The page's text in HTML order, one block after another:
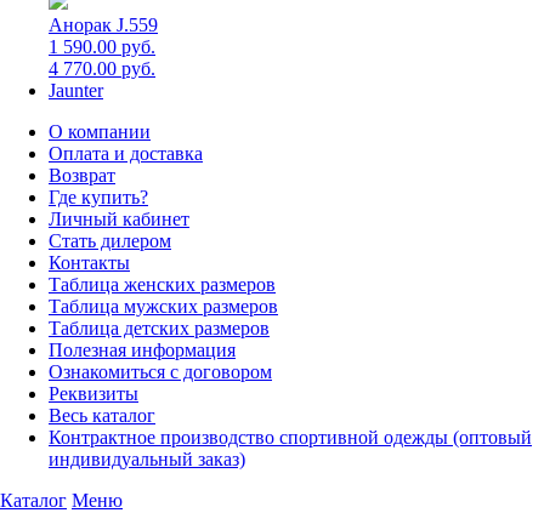
Анорак J.559
1 590.00 руб.
4 770.00 руб.
Jaunter
О компании
Оплата и доставка
Возврат
Где купить?
Личный кабинет
Стать дилером
Контакты
Таблица женских размеров
Таблица мужских размеров
Таблица детских размеров
Полезная информация
Ознакомиться с договором
Реквизиты
Весь каталог
Контрактное производство спортивной одежды (оптовый
индивидуальный заказ)
Каталог Меню